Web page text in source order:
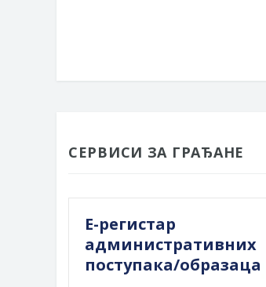
СЕРВИСИ ЗА ГРАЂАНЕ
Е-регистар
административних
поступака/образаца